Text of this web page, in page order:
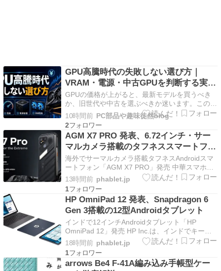
GPU高騰時代の失敗しない選び方｜
VRAM・電源・中古GPUを判断する実践
ガイド
GPUの価格が上がると、最新モデルを買うべき
か、旧世代や中古を選ぶべきか迷います。この記
事では、AI画像生成・動画編集・ゲームという用
途別に、VRAM、電源、冷却、中古品の確認ポイ
ントを整理します。価格だけで決めず、実際に使
う処理と将来の増設まで見通して選ぶのが失敗を
減らすコツで…
10時間前 PC部品や趣味徒然blog
2
AGM X7 PRO 発表、6.72インチ・サー
マルカメラ搭載のタフネススマートフォ
ン
海外でサーマルカメラ搭載タフネスAndroidスマ
ートフォン「AGM X7 PRO」発売 中華スマホメ
ーカーのAGM Mobileは、サーマルカメラ搭載で
防水防塵・耐衝撃対応のミッドレンジ5Gスマー
トフォン「AGM X7 […]
13時間前 phablet.jp
1
HP OmniPad 12 発表、Snapdragon 6
Gen 3搭載の12型Androidタブレット
インドで12インチAndroidタブレット「HP
OmniPad 12」発売 HP Inc.は、インドでキーボ
ード付属2-in-1の12インチAndroidタブレット
「HP OmniPad 12」を発表しました。 &nb […]
18時間前 phablet.jp
1
arrows Be4 F-41A編み込み手帳型ケー